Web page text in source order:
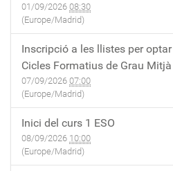
01/09/2026 08:30
(Europe/Madrid)
Inscripció a les llistes per
Cicles Formatius de Grau
07/09/2026 07:00
(Europe/Madrid)
Inici del curs 1 ESO
08/09/2026 10:00
(Europe/Madrid)